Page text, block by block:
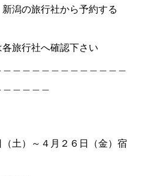
潟の旅行社から予約する
旅行社へ確認下さい
土）～４月２６日（金）宿